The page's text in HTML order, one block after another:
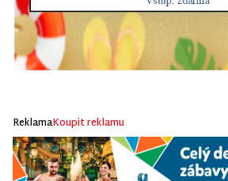
ReklamaKoupit reklamu